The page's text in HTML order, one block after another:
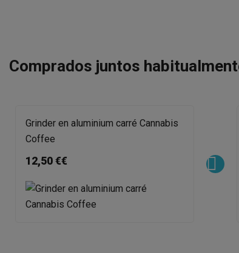
Comprados juntos
Grinder en aluminium carré Cannabis
Coffee
12,50 €€